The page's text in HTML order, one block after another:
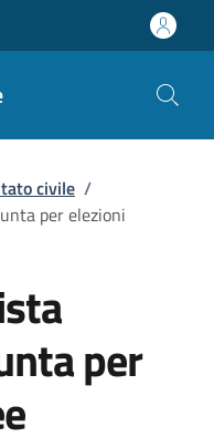
civile /
per elezioni
per